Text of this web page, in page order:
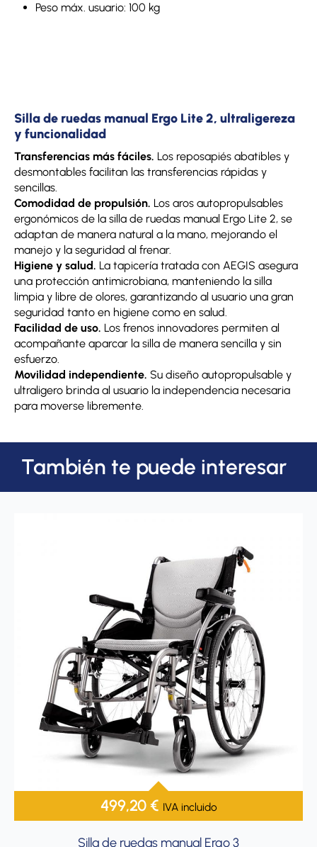
Peso máx. usuario: 100 kg
Silla de ruedas manual Ergo Lite 2, ultraligereza
y funcionalidad
Transferencias más fáciles. Los reposapiés abatibles y
desmontables facilitan las transferencias rápidas y
sencillas.
Comodidad de propulsión. Los aros autopropulsables
ergonómicos de la silla de ruedas manual Ergo Lite 2, se
adaptan de manera natural a la mano, mejorando el
manejo y la seguridad al frenar.
Higiene y salud. La tapicería tratada con AEGIS asegura
una protección antimicrobiana, manteniendo la silla
limpia y libre de olores, garantizando al usuario una gran
seguridad tanto en higiene como en salud.
Facilidad de uso. Los frenos innovadores permiten al
acompañante aparcar la silla de manera sencilla y sin
esfuerzo.
Movilidad independiente. Su diseño autopropulsable y
ultraligero brinda al usuario la independencia necesaria
para moverse libremente.
También te puede interesar
499,20€ IVA incluido
Silla de ruedas manual Ergo 3